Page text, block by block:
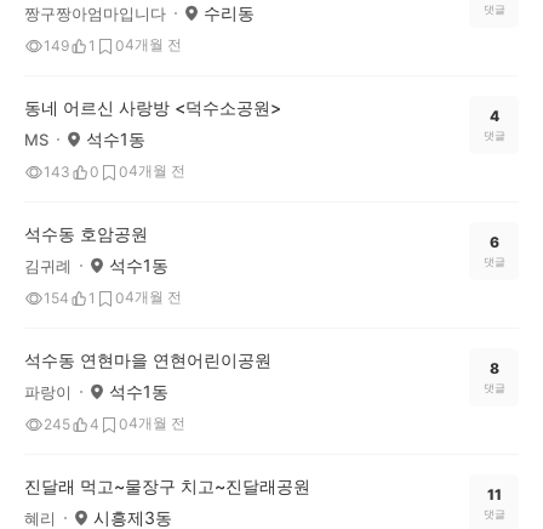
짱구짱아엄마입니다 수리동
149 1 04개월 전
댓글
동네 어르신 사랑방 <덕수소공원>
MS 석수1동
143 0 04개월 전
4
댓글
석수동 호암공원
김귀례 석수1동
154 1 04개월 전
6
댓글
석수동 연현마을 연현어린이공원
파랑이 석수1동
245 4 04개월 전
8
댓글
진달래 먹고~물장구 치고~진달래공원
혜리 시흥제3동
11
댓글